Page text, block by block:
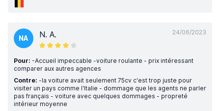
24/06/2023
NA N. A.
Pour: -Accueil impeccable -voiture roulante - prix intéressant
comparer aux autres agences
Contre: -la voiture avait seulement 75cv c'est trop juste pour
visiter un pays comme l'Italie - dommage que les agents ne parler
pas français - voiture avec quelques dommages - propreté
intérieur moyenne